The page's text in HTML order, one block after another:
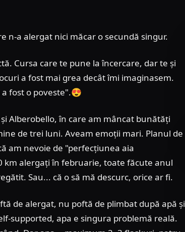
n-a alergat nici măcar o secundă singur.
Cursa care te pune la încercare, dar te și
a fost mai grea decât îmi imaginasem.
a fost o poveste".😍
Alberobello, în care am mâncat bunătăți
de trei luni. Aveam emoții mari. Planul de
am nevoie de "perfecțiunea aia
km alergați în februarie, toate făcute anul
Sau... că o să mă descurc, orice ar fi.
de alergat, nu poftă de plimbat după apă și
supported, apa e singura problemă reală.